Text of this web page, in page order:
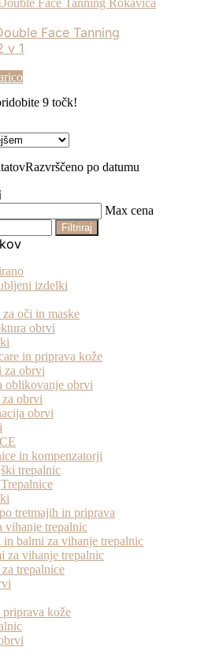
Face Tanning
v 1
9 točk!
Razvrščeno po datumu
Max cena
Filtriraj
izdelki
oči in maske
obrvi
in priprava kože
za obrvi
oblikovanje obrvi
obrvi
obrvi
in kompenzatorji
trepalnic
Trepalnice
tretmajih in priprava
vihanje trepalnic
in balmi za vihanje trepalnic
za vihanje trepalnic
trepalnice
kože